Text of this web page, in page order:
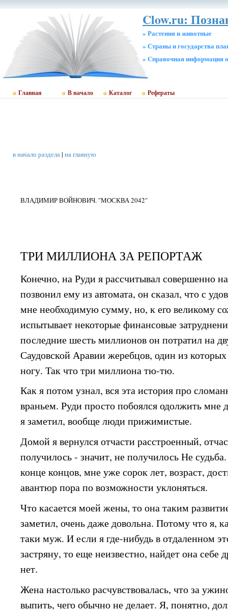
Clow.ru:
» Растения и животные
» Страны и государства
» Cправочная информация
Главная В начало Каталог Рефераты
в начало раздела| на главную
ВЛАДИМИР ВОЙНОВИЧ. "МОСКВА 2042"
ТРИ МИЛЛИОНА ЗА РЕПОРТАЖ
Конечно, на Руди я рассчитывал совершенно
позвонил ему из автомата, он сказал, что с
мне необходимую сумму, но, к его великому
испытывает некоторые финансовые
последние шесть миллионов он потратил на
Саудовской Аравии жеребцов, один из
ногу. Так что три миллиона тю-тю.
Как я потом узнал, вся эта история про
враньем. Руди просто побоялся одолжить
я заметил, вообще люди прижимистые.
Домой я вернулся отчасти расстроенный,
получилось - значит, не получилось Не
конце концов, мне уже сорок лет, возраст,
авантюр пора по возможности уклоняться.
Что касается моей жены, то она таким
заметил, очень даже довольна. Потому что я,
таки муж. И если я где-нибудь в отдаленном
застряну, то еще неизвестно, найдет она себе
нет.
Жена настолько расчувствовалась, что за
выпить, чего обычно не делает. Я, понятно,